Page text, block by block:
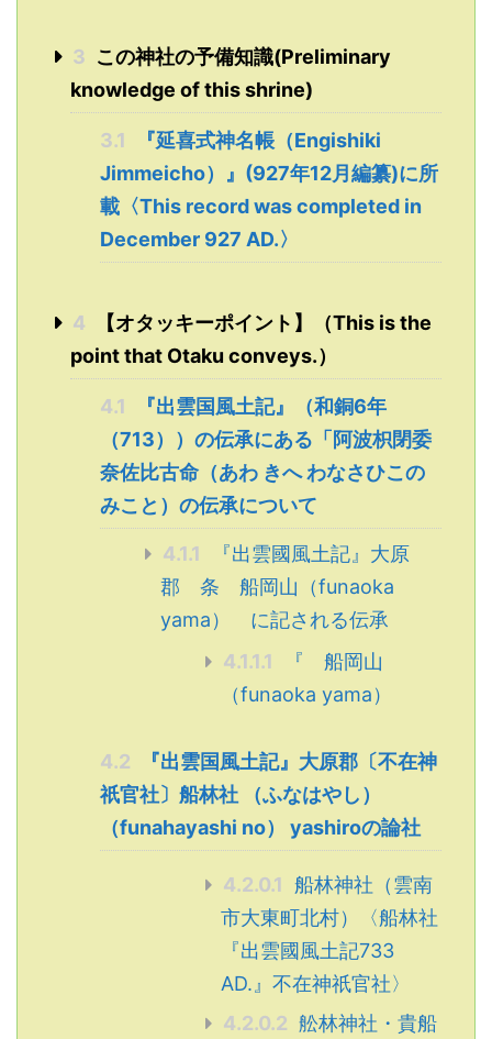
3 この神社の予備知識(Preliminary
knowledge of this shrine)
3.1
『延喜式神名帳（Engishiki
Jimmeicho）』(927年12月編纂)に所
載〈This record was completed in
December 927 AD.〉
4
【オタッキーポイント】（This is the
point that Otaku conveys.）
4.1
『出雲国風土記』（和銅6年
（713））の伝承にある「阿波枳閉委
奈佐比古命（あわ きへ わなさひこの
みこと）の伝承について
4.1.1
『出雲國風土記』大原
郡 条 船岡山（funaoka
yama） に記される伝承
4.1.1.1
『 船岡山
（funaoka yama）
4.2
『出雲国風土記』大原郡〔不在神
祇官社〕船林社 （ふなはやし）
（funahayashi no） yashiroの論社
4.2.0.1 船林神社（雲南
市大東町北村）〈船林社
『出雲國風土記733
AD.』不在神祇官社〉
4.2.0.2 舩林神社・貴船